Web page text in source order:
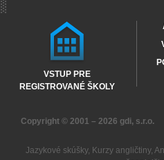
VSTUP PRE
REGISTROVANÉ ŠKOLY
Copyright © 2001 – 2026 gdi, s.r.o.
Jazykové skúšky, Kurzy angličtiny,